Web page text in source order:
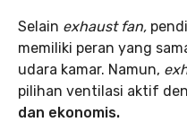
Selain exhaust fan,
memiliki peran yang
udara kamar. Namun,
pilihan ventilasi aktif
dan ekonomis.